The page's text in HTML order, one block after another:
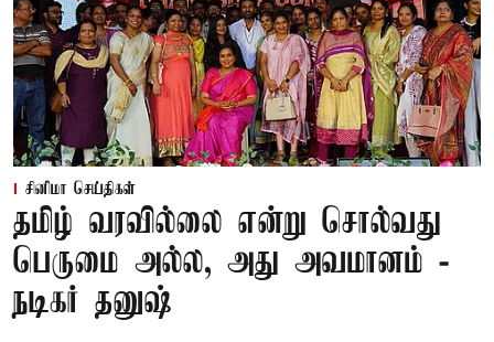
சினிமா செய்திகள்
தமிழ் வரவில்லை என்று சொல்வது
பெருமை அல்ல, அது அவமானம் -
நடிகர் தனுஷ்